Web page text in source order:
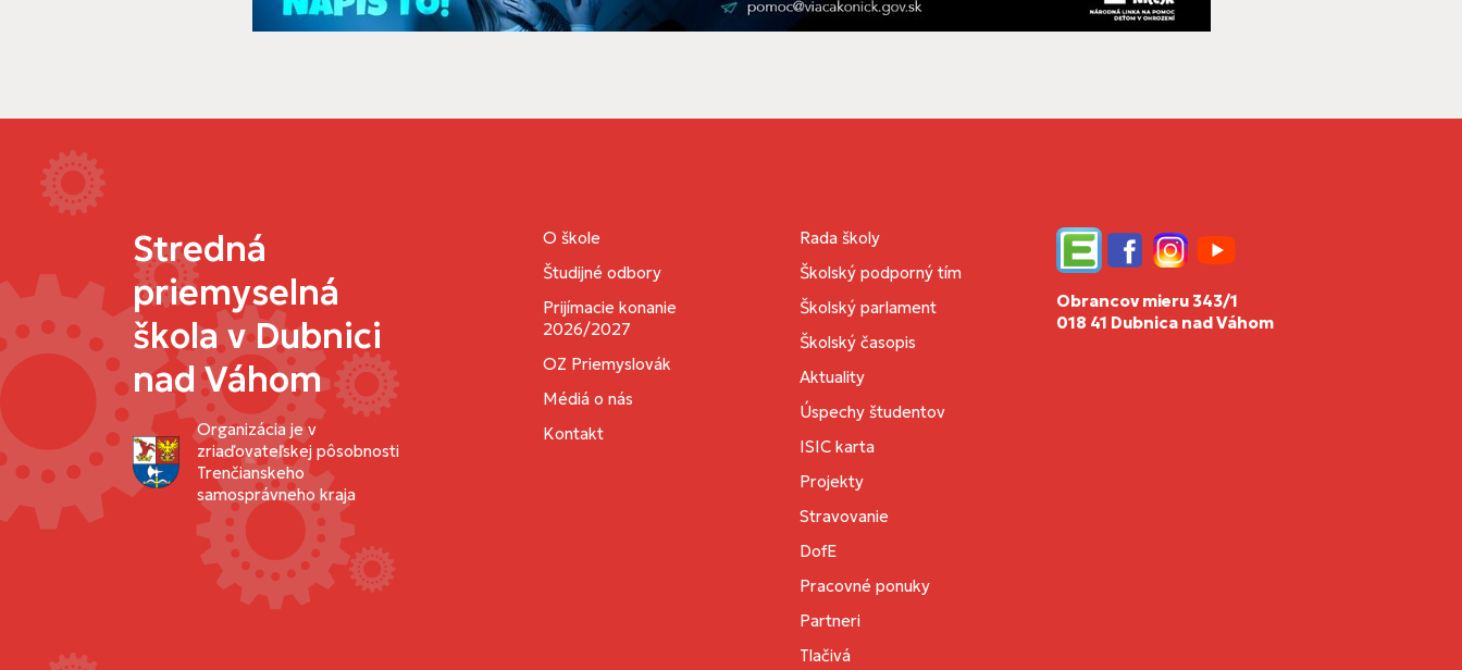
Stredná
priemyselná
škola v Dubnici
nad Váhom
Organizácia je v
zriaďovateľskej pôsobnosti
Trenčianskeho
samosprávneho kraja
O škole
Študijné odbory
Prijímacie konanie
2026/2027
OZ Priemyslovák
Médiá o nás
Kontakt
Rada školy
Školský podporný tím
Školský parlament
Školský časopis
Aktuality
Úspechy študentov
ISIC karta
Projekty
Stravovanie
DofE
Pracovné ponuky
Partneri
Tlačivá
EdupageFacebookInstagramYouTube
Obrancov mieru 343/1
018 41 Dubnica nad Váhom